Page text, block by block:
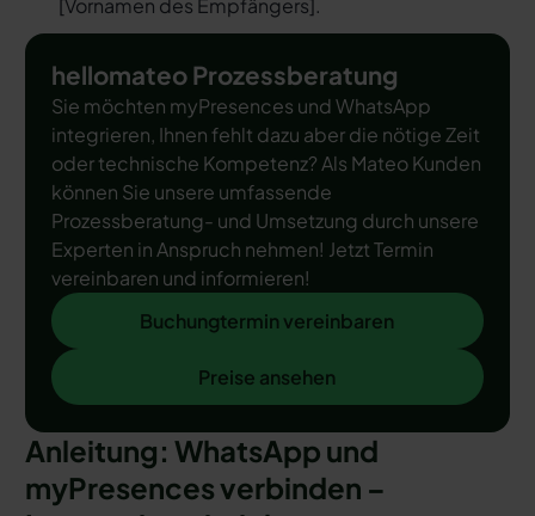
[Vornamen des Empfängers].
hellomateo Prozessberatung
Sie möchten myPresences und WhatsApp
integrieren, Ihnen fehlt dazu aber die nötige Zeit
oder technische Kompetenz? Als Mateo Kunden
können Sie unsere umfassende
Prozessberatung- und Umsetzung durch unsere
Experten in Anspruch nehmen! Jetzt Termin
vereinbaren und informieren!
Buchungtermin vereinbaren
Buchungtermin vereinbaren
Preise ansehen
Preise ansehen
Anleitung: WhatsApp und
myPresences verbinden –